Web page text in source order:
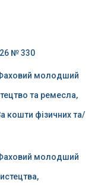
№ 330
Фаховий молодший
та ремесла,
кошти фізичних та/
Фаховий молодший